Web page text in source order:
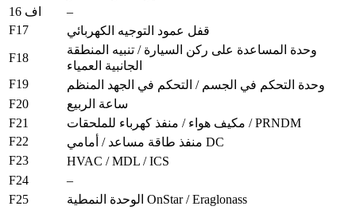
اف 16
–
F17
قفل عمود التوجيه الكهربائي
F18
وحدة المساعدة على ركن السيارة / تنبيه المنطقة
الجانبية العمياء
F19
وحدة التحكم في الجسم / التحكم في الجهد المنظم
F20
ساعة الربيع
F21
مكيف هواء / منفذ كهرباء للملحقات / PRNDM
F22
منفذ طاقة مساعد / أمامي DC
F23
HVAC / MDL / ICS
F24
–
F25
الوحدة النمطية OnStar / Eraglonass